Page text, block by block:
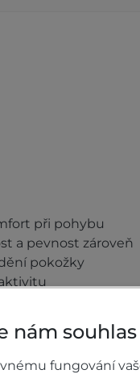
při pohybu
a pevnost zároveň
pokožky
pachu
a sundávání
nesráží se a
nám
fungování